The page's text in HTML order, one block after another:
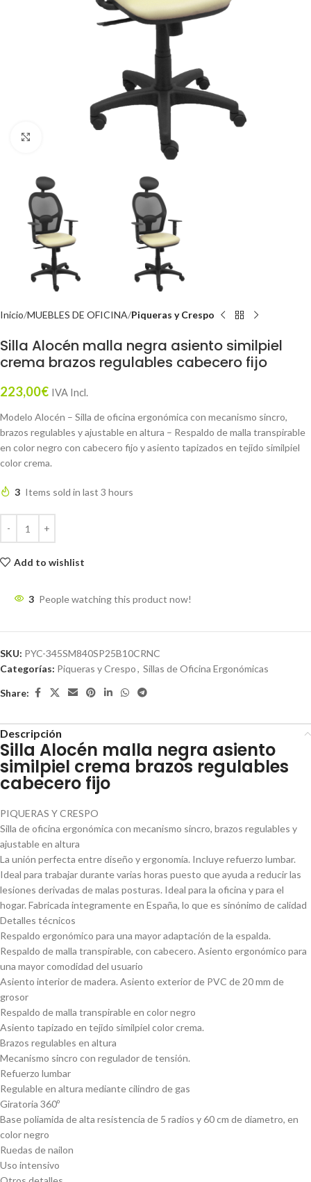
Inicio MUEBLES DE OFICINA Piqueras y Crespo
Silla Alocén malla negra asiento similpiel
crema brazos regulables cabecero fijo
223,00€ IVA Incl.
Modelo Alocén – Silla de oficina ergonómica con mecanismo sincro,
brazos regulables y ajustable en altura – Respaldo de malla transpirable
en color negro con cabecero fijo y asiento tapizados en tejido similpiel
color crema.
3 Items sold in last 3 hours
Add to wishlist
3 People watching this product now!
SKU: PYC-345SM840SP25B10CRNC
Categorías: Piqueras y Crespo, Sillas de Oficina Ergonómicas
Share:
Descripción
Silla Alocén malla negra asiento
similpiel crema brazos regulables
cabecero fijo
PIQUERAS Y CRESPO
Silla de oficina ergonómica con mecanismo sincro, brazos regulables y
ajustable en altura
La unión perfecta entre diseño y ergonomía. Incluye refuerzo lumbar.
Ideal para trabajar durante varias horas puesto que ayuda a reducir las
lesiones derivadas de malas posturas. Ideal para la oficina y para el
hogar. Fabricada integramente en España, lo que es sinónimo de calidad
Detalles técnicos
Respaldo ergonómico para una mayor adaptación de la espalda.
Respaldo de malla transpirable, con cabecero. Asiento ergonómico para
una mayor comodidad del usuario
Asiento interior de madera. Asiento exterior de PVC de 20 mm de
grosor
Respaldo de malla transpirable en color negro
Asiento tapizado en tejido similpiel color crema.
Brazos regulables en altura
Mecanismo sincro con regulador de tensión.
Refuerzo lumbar
Regulable en altura mediante cilindro de gas
Giratoria 360º
Base poliamida de alta resistencia de 5 radios y 60 cm de diametro, en
color negro
Ruedas de nailon
Uso intensivo